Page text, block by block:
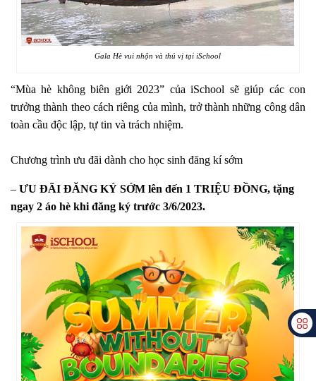
Gala Hè vui nhộn và thú vị tại iSchool
“Mùa hè không biên giới 2023” của iSchool sẽ giúp các con
trưởng thành theo cách riêng của mình, trở thành những công dân
toàn cầu độc lập, tự tin và trách nhiệm.
Chương trình ưu đãi dành cho học sinh đăng kí sớm
– ƯU ĐÃI ĐĂNG KÝ SỚM lên đến 1 TRIỆU ĐỒNG, tặng
ngay 2 áo hè khi đăng ký trước 3/6/2023.